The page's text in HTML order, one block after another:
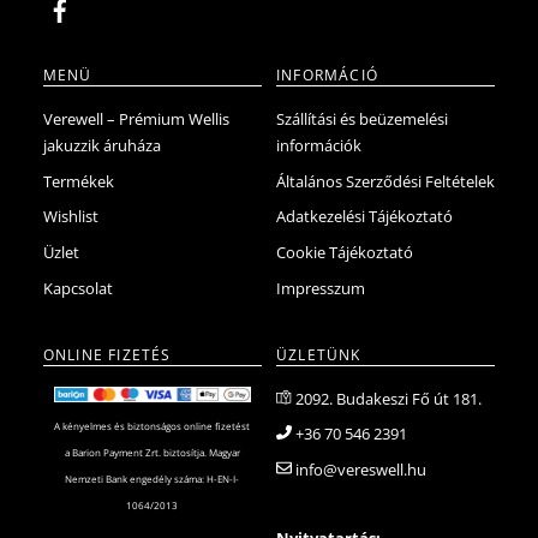
MENÜ
Verewell – Prémium Wellis
jakuzzik áruháza
Termékek
Wishlist
Üzlet
Kapcsolat
INFORMÁCIÓ
Szállítási és beüzemelési
információk
Általános Szerződési Feltételek
Adatkezelési Tájékoztató
Cookie Tájékoztató
Impresszum
ONLINE FIZETÉS
A kényelmes és biztonságos online fizetést
a Barion Payment Zrt. biztosítja. Magyar
Nemzeti Bank engedély száma: H-EN-I-
1064/2013
ÜZLETÜNK
2092. Budakeszi Fő út 181.
+36 70 546 2391
info@vereswell.hu